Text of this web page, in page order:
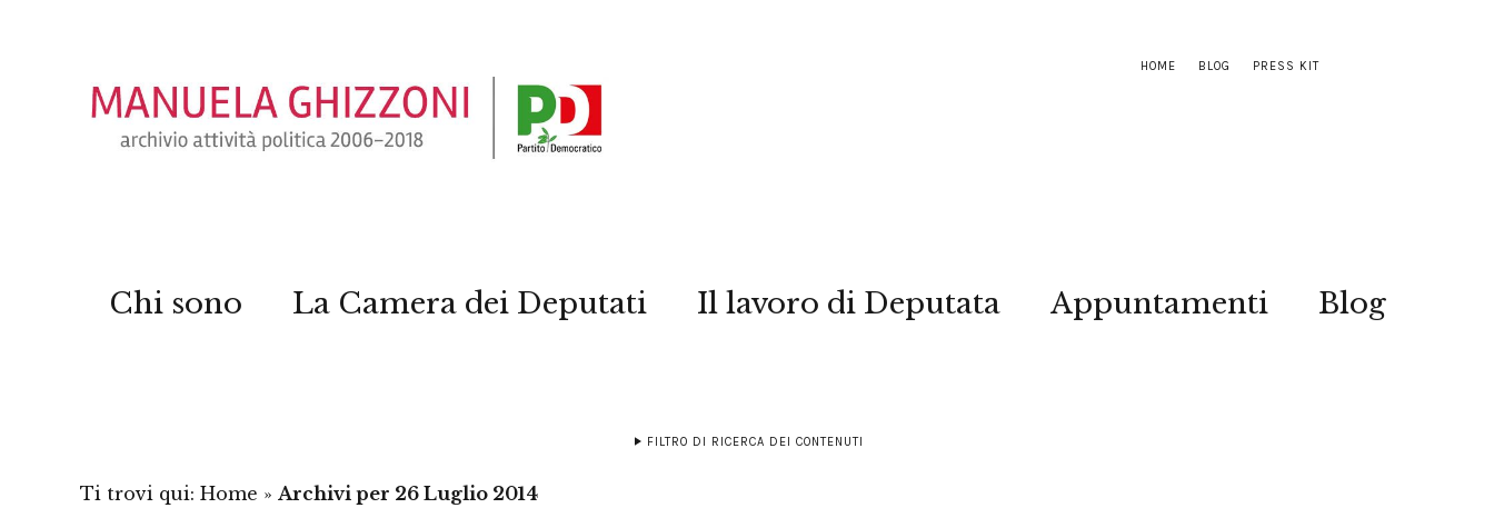
HOME BLOG PRESS KIT
Chi sono La Camera dei Deputati Il lavoro di Deputata Appuntamenti Blog
FILTRO DI RICERCA DEI CONTENUTI
Ti trovi qui: Home » Archivi per 26 Luglio 2014